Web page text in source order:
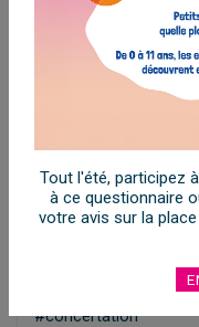
Habitat
Jeunesse
Tourisme
Vivre l'agglo
#concertation
Tout l'été, participez
à ce questionnaire
votre avis sur la